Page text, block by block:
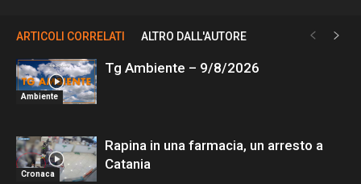
ARTICOLI CORRELATI ALTRO DALL'AUTORE
Ambiente
Tg Ambiente – 9/8/2026
Cronaca
Rapina in una farmacia, un arresto a
Catania